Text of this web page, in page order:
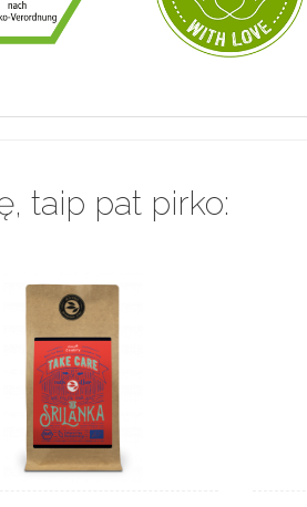
taip pat pirko: